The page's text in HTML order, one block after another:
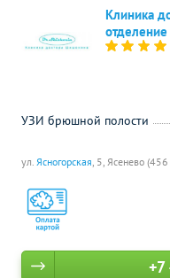
Клиника
отделение
ул. Ясногорская, 5, Ясенево
УЗИ брюшной полости